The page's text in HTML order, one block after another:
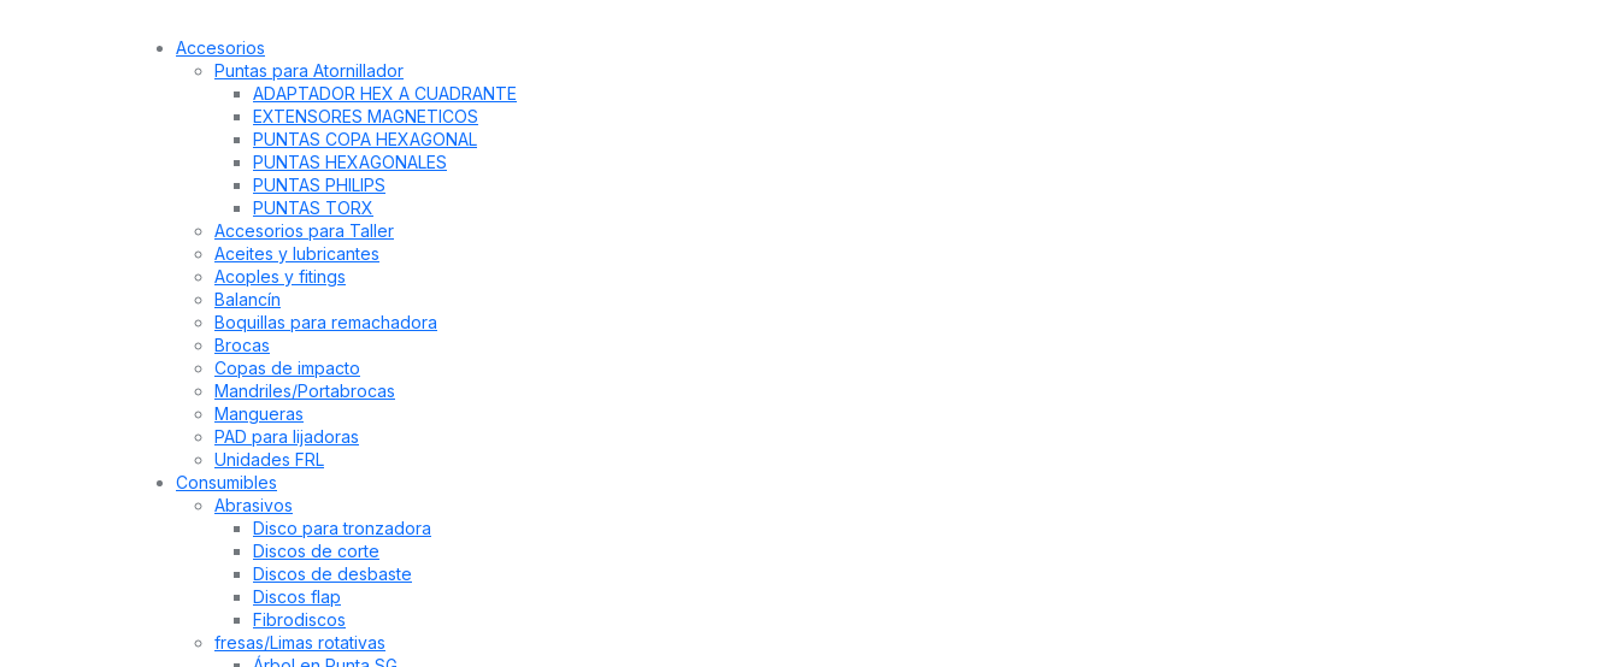
Accesorios
Puntas para Atornillador
ADAPTADOR HEX A CUADRANTE
EXTENSORES MAGNETICOS
PUNTAS COPA HEXAGONAL
PUNTAS HEXAGONALES
PUNTAS PHILIPS
PUNTAS TORX
Accesorios para Taller
Aceites y lubricantes
Acoples y fitings
Balancín
Boquillas para remachadora
Brocas
Copas de impacto
Mandriles/Portabrocas
Mangueras
PAD para lijadoras
Unidades FRL
Consumibles
Abrasivos
Disco para tronzadora
Discos de corte
Discos de desbaste
Discos flap
Fibrodiscos
fresas/Limas rotativas